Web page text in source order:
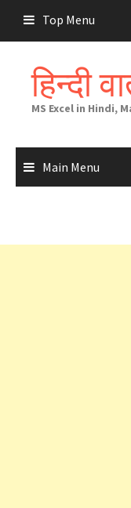
content
Top Menu
हिन्दी
MS Excel in Hindi,
Main Menu